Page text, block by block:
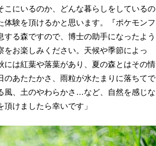
にいるのか、どんな暮らしをしているの
験を頂けるかと思います。『ポケモンフ
る森ですので、博士の助手になったよう
お楽しみください。天候や季節によっ
は紅葉や落葉があり、夏の森とはその情
あたたかさ、雨粒が水たまりに落ちてで
風、土のやわらかさ…など、自然を感じな
けましたら幸いです」